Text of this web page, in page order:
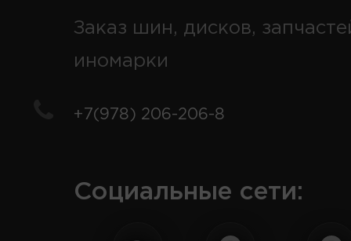
Заказ шин, дисков,
иномарки
+7(978) 206-206-8
Социальные сети: